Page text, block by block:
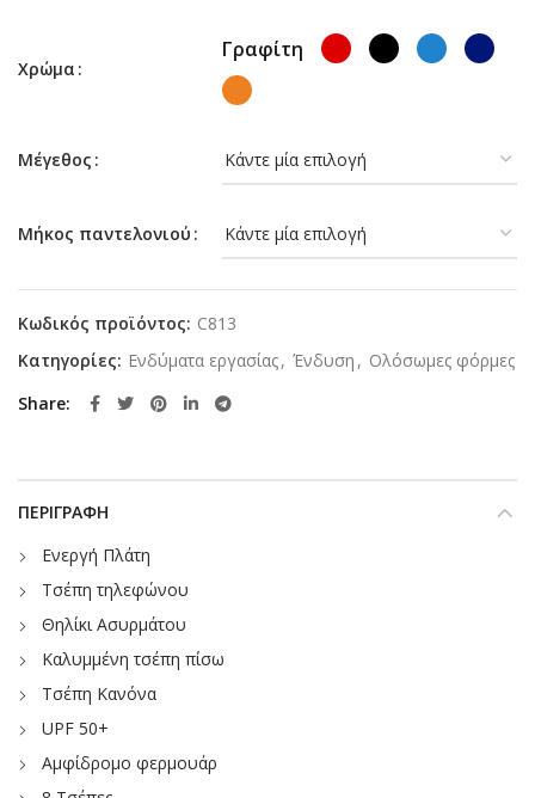
Χρώμα
Γραφίτη
Μέγεθος
Μήκος παντελονιού
Κωδικός προϊόντος: C813
Κατηγορίες: Ενδύματα εργασίας, Ένδυση , Ολόσωμες φόρμες
Share
ΠΕΡΙΓΡΑΦΉ
Ενεργή Πλάτη
Τσέπη τηλεφώνου
Θηλίκι Ασυρμάτου
Καλυμμένη τσέπη πίσω
Τσέπη Κανόνα
UPF 50+
Αμφίδρομο φερμουάρ